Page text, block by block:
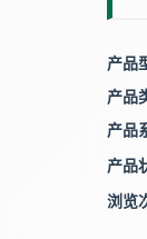
产品
产品
产品
产品
浏览